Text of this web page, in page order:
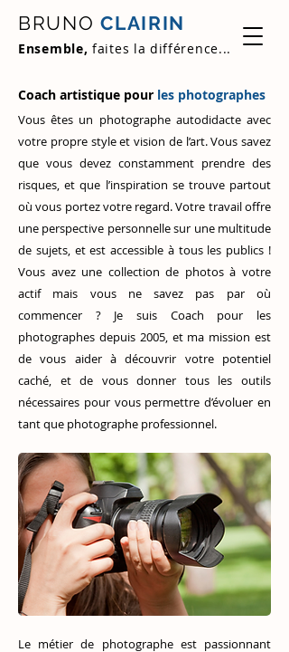
BRUNO CLAIRIN
Ensemble, faites la différence...
Coach artistique pour les photographes
Vous êtes un photographe autodidacte avec
votre propre style et vision de l’art. Vous savez
que vous devez constamment prendre des
risques, et que l’inspiration se trouve partout
où vous portez votre regard. Votre travail offre
une perspective personnelle sur une multitude
de sujets, et est accessible à tous les publics !
Vous avez une collection de photos à votre
actif mais vous ne savez pas par où
commencer ? Je suis Coach pour les
photographes depuis 2005, et ma mission est
de vous aider à découvrir votre potentiel
caché, et de vous donner tous les outils
nécessaires pour vous permettre d’évoluer en
tant que photographe professionnel.
Le métier de photographe est passionnant